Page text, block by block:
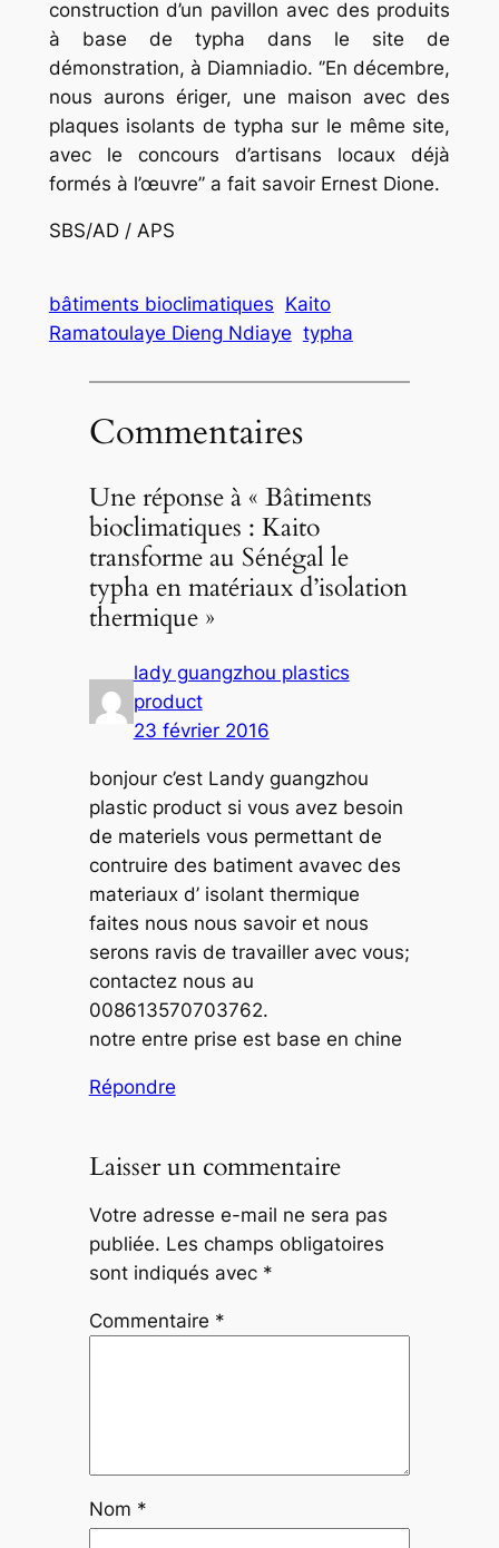
construction d’un pavillon avec des produits
à base de typha dans le site de
démonstration, à Diamniadio. ‘’En décembre,
nous aurons ériger, une maison avec des
plaques isolants de typha sur le même site,
avec le concours d’artisans locaux déjà
formés à l’œuvre’’ a fait savoir Ernest Dione.
SBS/AD / APS
bâtiments bioclimatiques Kaito
Ramatoulaye Dieng Ndiaye typha
Commentaires
Une réponse à « Bâtiments
bioclimatiques : Kaito
transforme au Sénégal le
typha en matériaux d’isolation
thermique »
lady guangzhou plastics
product
23 février 2016
bonjour c’est Landy guangzhou
plastic product si vous avez besoin
de materiels vous permettant de
contruire des batiment avavec des
materiaux d’ isolant thermique
faites nous nous savoir et nous
serons ravis de travailler avec vous;
contactez nous au
008613570703762.
notre entre prise est base en chine
Répondre
Laisser un commentaire
Votre adresse e-mail ne sera pas
publiée. Les champs obligatoires
sont indiqués avec *
Commentaire *
Nom *